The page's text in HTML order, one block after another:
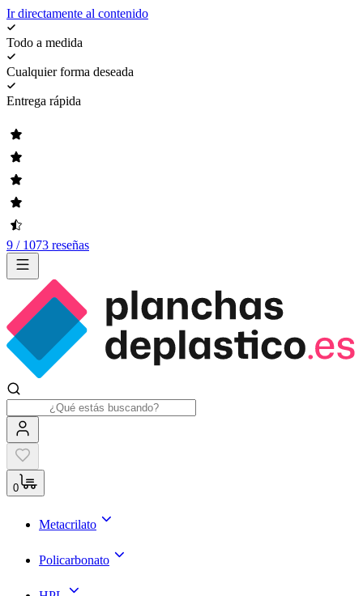
Ir directamente al contenido
Todo a medida
Cualquier forma deseada
Entrega rápida
9 / 1073 reseñas
0
Metacrilato
Policarbonato